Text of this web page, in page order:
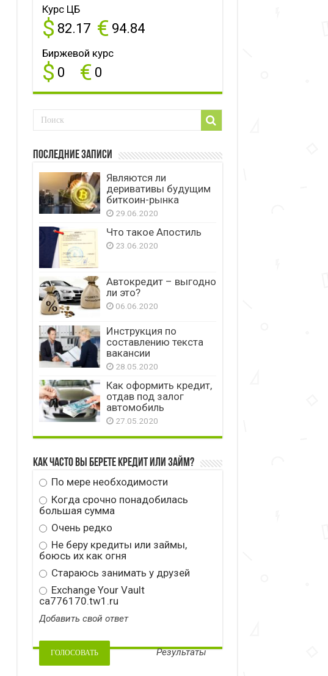
Курс ЦБ
$ 82.17 € 94.84
Биржевой курс
$ 0 € 0
Последние записи
Являются ли
деривативы будущим
биткоин-рынка
29.06.2020
Что такое Апостиль
23.06.2020
Автокредит – выгодно
ли это?
06.06.2020
Инструкция по
составлению текста
вакансии
28.05.2020
Как оформить кредит,
отдав под залог
автомобиль
27.05.2020
Как часто вы берете кредит или займ?
По мере необходимости
Когда срочно понадобилась
большая сумма
Очень редко
Не беру кредиты или займы,
боюсь их как огня
Стараюсь занимать у друзей
Exchange Your Vault
ca776170.tw1.ru
Добавить свой ответ
Результаты